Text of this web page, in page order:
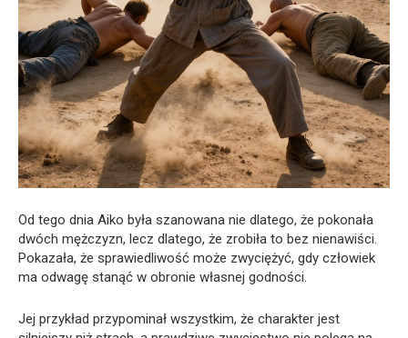
Od tego dnia Aiko była szanowana nie dlatego, że pokonała
dwóch mężczyzn, lecz dlatego, że zrobiła to bez nienawiści.
Pokazała, że sprawiedliwość może zwyciężyć, gdy człowiek
ma odwagę stanąć w obronie własnej godności.
Jej przykład przypominał wszystkim, że charakter jest